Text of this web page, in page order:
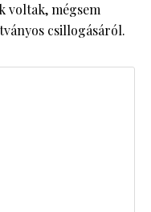
voltak, mégsem
csillogásáról.